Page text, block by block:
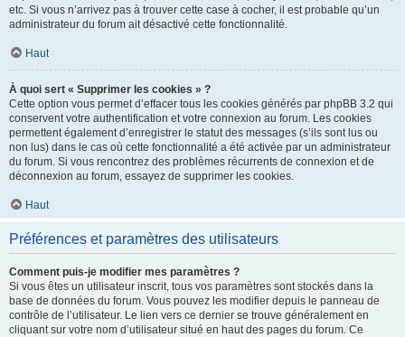
etc. Si vous n’arrivez pas à trouver cette case à cocher, il est probable qu’un
administrateur du forum ait désactivé cette fonctionnalité.
Haut
À quoi sert « Supprimer les cookies » ?
Cette option vous permet d’effacer tous les cookies générés par phpBB 3.2 qui
conservent votre authentification et votre connexion au forum. Les cookies
permettent également d’enregistrer le statut des messages (s’ils sont lus ou
non lus) dans le cas où cette fonctionnalité a été activée par un administrateur
du forum. Si vous rencontrez des problèmes récurrents de connexion et de
déconnexion au forum, essayez de supprimer les cookies.
Haut
Préférences et paramètres des utilisateurs
Comment puis-je modifier mes paramètres ?
Si vous êtes un utilisateur inscrit, tous vos paramètres sont stockés dans la
base de données du forum. Vous pouvez les modifier depuis le panneau de
contrôle de l’utilisateur. Le lien vers ce dernier se trouve généralement en
cliquant sur votre nom d’utilisateur situé en haut des pages du forum. Ce